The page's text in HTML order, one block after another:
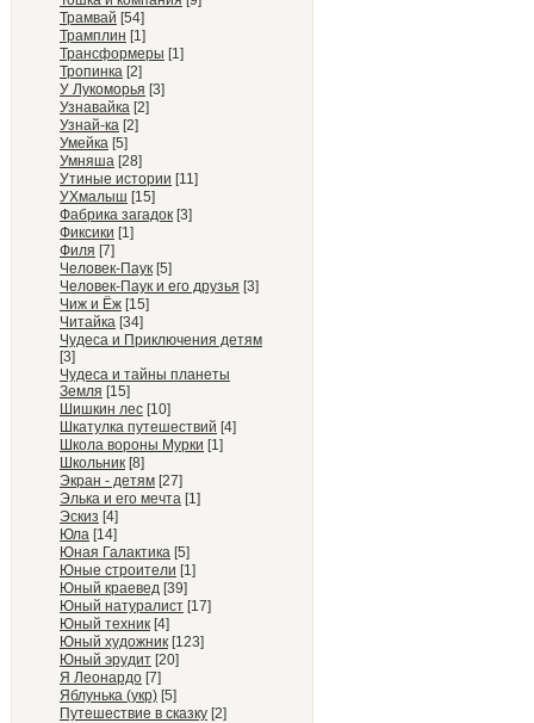
Трамвай [54]
Трамплин [1]
Трансформеры [1]
Тропинка [2]
У Лукоморья [3]
Узнавайка [2]
Узнай-ка [2]
Умейка [5]
Умняша [28]
Утиные истории [11]
УХмалыш [15]
Фабрика загадок [3]
Фиксики [1]
Филя [7]
Человек-Паук [5]
Человек-Паук и его друзья [3]
Чиж и Ёж [15]
Читайка [34]
Чудеса и Приключения детям
[3]
Чудеса и тайны планеты
Земля [15]
Шишкин лес [10]
Шкатулка путешествий [4]
Школа вороны Мурки [1]
Школьник [8]
Экран - детям [27]
Элька и его мечта [1]
Эскиз [4]
Юла [14]
Юная Галактика [5]
Юные строители [1]
Юный краевед [39]
Юный натуралист [17]
Юный техник [4]
Юный художник [123]
Юный эрудит [20]
Я Леонардо [7]
Яблунька (укр) [5]
Путешествие в сказку [2]